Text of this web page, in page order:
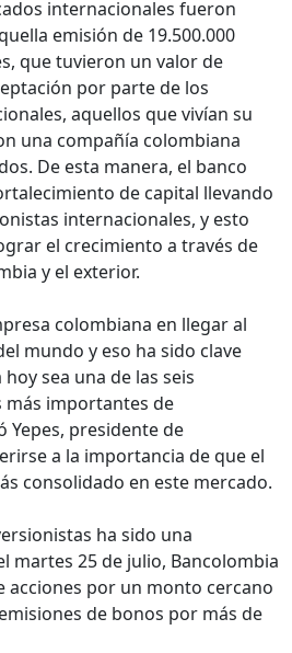
internacionales fueron
emisión de 19.500.000
que tuvieron un valor de
por parte de los
aquellos que vivían su
una compañía colombiana
De esta manera, el banco
de capital llevando
internacionales, y esto
el crecimiento a través de
y el exterior.
colombiana en llegar al
mundo y eso ha sido clave
sea una de las seis
más importantes de
Yepes, presidente de
a la importancia de que el
consolidado en este mercado.
ha sido una
martes 25 de julio, Bancolombia
acciones por un monto cercano
de bonos por más de